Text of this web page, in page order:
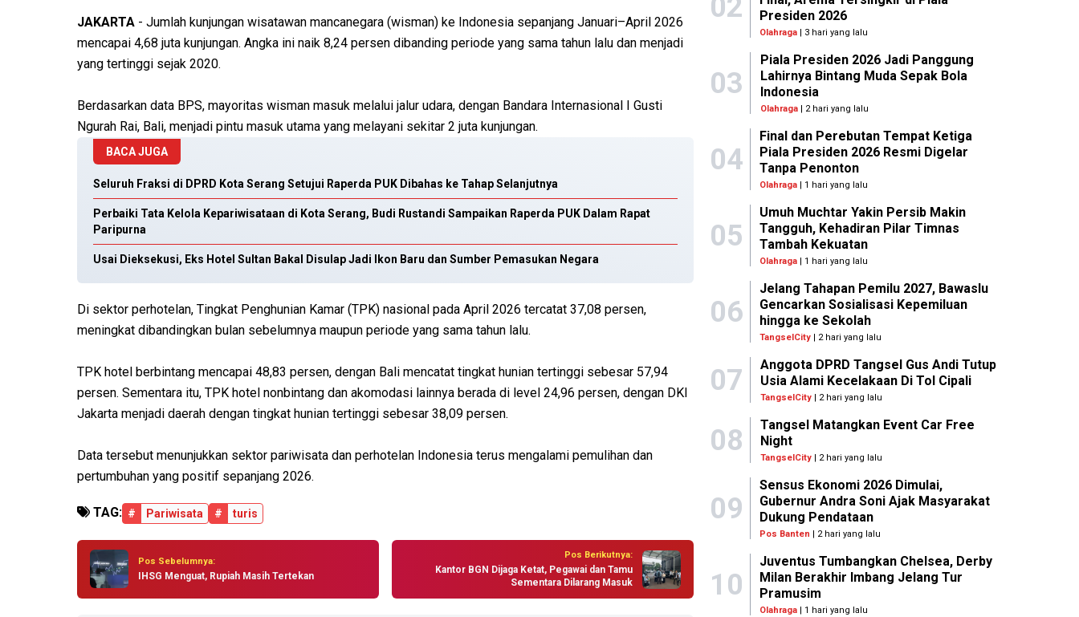
JAKARTA - Jumlah kunjungan wisatawan mancanegara (wisman) ke Indonesia sepanjang Januari–April 2026
mencapai 4,68 juta kunjungan. Angka ini naik 8,24 persen dibanding periode yang sama tahun lalu dan menjadi
yang tertinggi sejak 2020.
Berdasarkan data BPS, mayoritas wisman masuk melalui jalur udara, dengan Bandara Internasional I Gusti
Ngurah Rai, Bali, menjadi pintu masuk utama yang melayani sekitar 2 juta kunjungan.
BACA JUGA
Seluruh Fraksi di DPRD Kota Serang Setujui Raperda PUK Dibahas ke Tahap Selanjutnya
Perbaiki Tata Kelola Kepariwisataan di Kota Serang, Budi Rustandi Sampaikan Raperda PUK Dalam Rapat
Paripurna
Usai Dieksekusi, Eks Hotel Sultan Bakal Disulap Jadi Ikon Baru dan Sumber Pemasukan Negara
Di sektor perhotelan, Tingkat Penghunian Kamar (TPK) nasional pada April 2026 tercatat 37,08 persen,
meningkat dibandingkan bulan sebelumnya maupun periode yang sama tahun lalu.
TPK hotel berbintang mencapai 48,83 persen, dengan Bali mencatat tingkat hunian tertinggi sebesar 57,94
persen. Sementara itu, TPK hotel nonbintang dan akomodasi lainnya berada di level 24,96 persen, dengan DKI
Jakarta menjadi daerah dengan tingkat hunian tertinggi sebesar 38,09 persen.
Data tersebut menunjukkan sektor pariwisata dan perhotelan Indonesia terus mengalami pemulihan dan
pertumbuhan yang positif sepanjang 2026.
TAG: # Pariwisata # turis
Pos Sebelumnya:
IHSG Menguat, Rupiah Masih Tertekan
Pos Berikutnya:
Kantor BGN Dijaga Ketat, Pegawai dan Tamu
Sementara Dilarang Masuk
02
Presiden 2026
Olahraga | 3 hari yang lalu
03
Piala Presiden 2026 Jadi Panggung
Lahirnya Bintang Muda Sepak Bola
Indonesia
Olahraga| 2 hari yang lalu
04
Final dan Perebutan Tempat Ketiga
Piala Presiden 2026 Resmi Digelar
Tanpa Penonton
Olahraga | 1 hari yang lalu
05
Umuh Muchtar Yakin Persib Makin
Tangguh, Kehadiran Pilar Timnas
Tambah Kekuatan
Olahraga | 1 hari yang lalu
06
Jelang Tahapan Pemilu 2027, Bawaslu
Gencarkan Sosialisasi Kepemiluan
hingga ke Sekolah
TangselCity | 2 hari yang lalu
07
Anggota DPRD Tangsel Gus Andi Tutup
Usia Alami Kecelakaan Di Tol Cipali
TangselCity| 2 hari yang lalu
08
Tangsel Matangkan Event Car Free
Night
TangselCity| 2 hari yang lalu
09
Sensus Ekonomi 2026 Dimulai,
Gubernur Andra Soni Ajak Masyarakat
Dukung Pendataan
Pos Banten | 2 hari yang lalu
10
Juventus Tumbangkan Chelsea, Derby
Milan Berakhir Imbang Jelang Tur
Pramusim
Olahraga | 1 hari yang lalu